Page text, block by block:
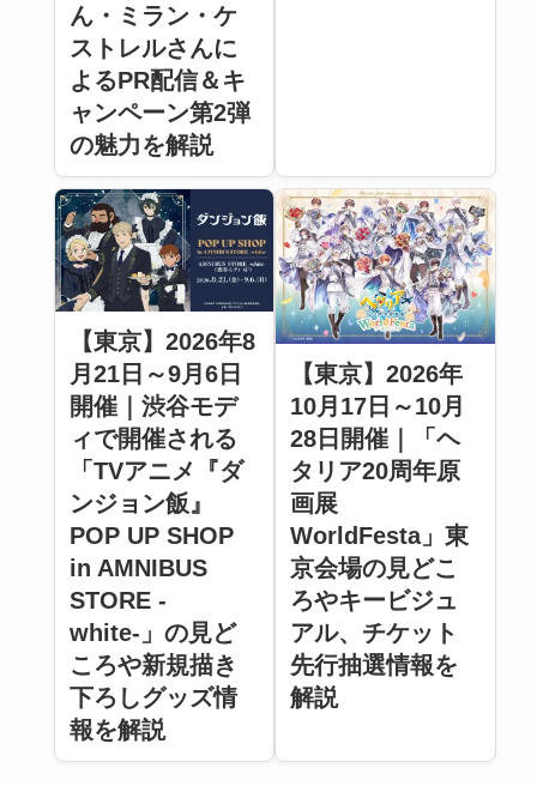
ん・ミラン・ケ
ストレルさんに
よるPR配信＆キ
ャンペーン第2弾
の魅力を解説
【東京】2026年8
月21日～9月6日
開催｜渋谷モデ
ィで開催される
「TVアニメ『ダ
ンジョン飯』
POP UP SHOP
in AMNIBUS
STORE -
white-」の見ど
ころや新規描き
下ろしグッズ情
報を解説
【東京】2026年
10月17日～10月
28日開催｜「ヘ
タリア20周年原
画展
WorldFesta」東
京会場の見どこ
ろやキービジュ
アル、チケット
先行抽選情報を
解説